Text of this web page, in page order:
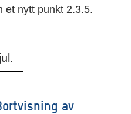
et nytt punkt 2.3.5.
av